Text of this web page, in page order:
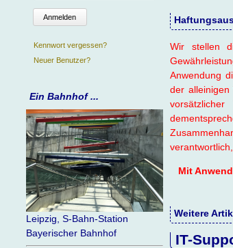
Wir stellen
Anwendung
der alleinigen
Mit
Weitere
IT-
Anmelden
Kennwort vergessen?
Neuer Benutzer?
Ein Bahnhof ...
Leipzig, S-Bahn-Station
Bayerischer Bahnhof